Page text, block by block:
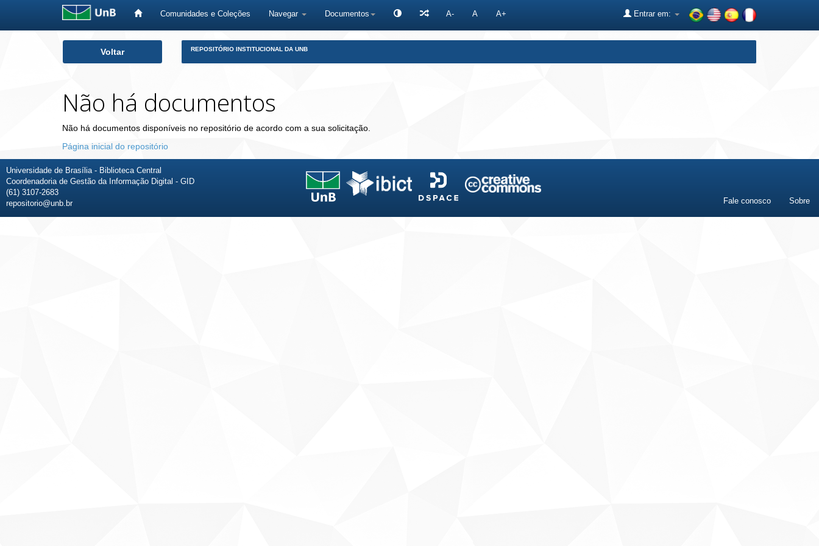
Comunidades e Coleções Navegar Documentos A- A A+ Entrar em:
Voltar REPOSITÓRIO INSTITUCIONAL DA UNB
Não há documentos
Não há documentos disponíveis no repositório de acordo com a sua solicitação.
Página inicial do repositório
Universidade de Brasília - Biblioteca Central
Coordenadoria de Gestão da Informação Digital - GID
(61) 3107-2683
repositorio@unb.br
Fale conosco Sobre